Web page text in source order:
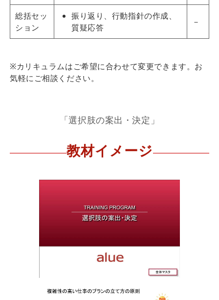
総括セッ
ション
振り返り、行動指針の作成、
質疑応答
－
※カリキュラムはご希望に合わせて変更できます。お
気軽にご相談ください。
「選択肢の案出・決定」
教材イメージ